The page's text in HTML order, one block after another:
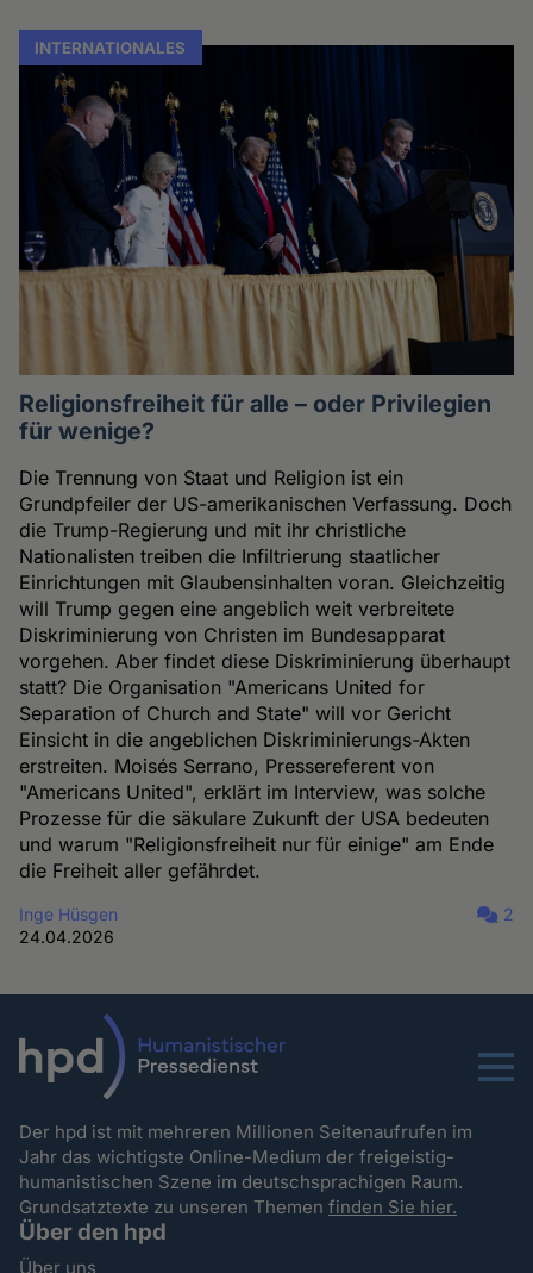
INTERNATIONALES
Religionsfreiheit für alle – oder Privilegien
für wenige?
Die Trennung von Staat und Religion ist ein
Grundpfeiler der US-amerikanischen Verfassung. Doch
die Trump-Regierung und mit ihr christliche
Nationalisten treiben die Infiltrierung staatlicher
Einrichtungen mit Glaubensinhalten voran. Gleichzeitig
will Trump gegen eine angeblich weit verbreitete
Diskriminierung von Christen im Bundesapparat
vorgehen. Aber findet diese Diskriminierung überhaupt
statt? Die Organisation "Americans United for
Separation of Church and State" will vor Gericht
Einsicht in die angeblichen Diskriminierungs-Akten
erstreiten. Moisés Serrano, Pressereferent von
"Americans United", erklärt im Interview, was solche
Prozesse für die säkulare Zukunft der USA bedeuten
und warum "Religionsfreiheit nur für einige" am Ende
die Freiheit aller gefährdet.
Inge Hüsgen
24.04.2026
2
Menu
Der hpd ist mit mehreren Millionen Seitenaufrufen im
Jahr das wichtigste Online-Medium der freigeistig-
humanistischen Szene im deutschsprachigen Raum.
Grundsatztexte zu unseren Themenfinden Sie hier.
Über den hpd
Über uns